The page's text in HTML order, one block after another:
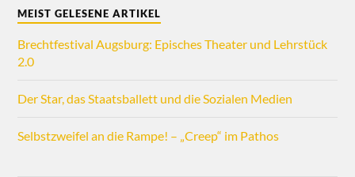
MEIST GELESENE ARTIKEL
Brechtfestival Augsburg: Episches Theater und Lehrstück
2.0
Der Star, das Staatsballett und die Sozialen Medien
Selbstzweifel an die Rampe! – „Creep“ im Pathos